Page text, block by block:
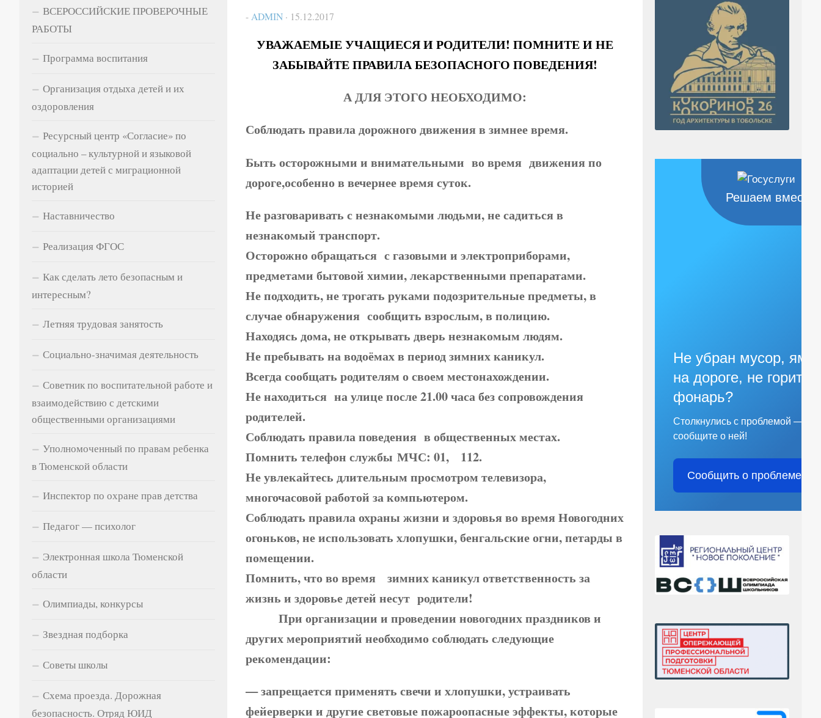
- ADMIN · 15.12.2017
УВАЖАЕМЫЕ УЧАЩИЕСЯ И РОДИТЕЛИ! ПОМНИТЕ И НЕ
ЗАБЫВАЙТЕ ПРАВИЛА БЕЗОПАСНОГО ПОВЕДЕНИЯ!
А ДЛЯ ЭТОГО НЕОБХОДИМО:
Соблюдать правила дорожного движения в зимнее время.
Быть осторожными и внимательными во время движения по
дороге,особенно в вечернее время суток.
Не разговаривать с незнакомыми людьми, не садиться в
незнакомый транспорт.
Осторожно обращаться с газовыми и электроприборами,
предметами бытовой химии, лекарственными препаратами.
Не подходить, не трогать руками подозрительные предметы, в
случае обнаружения сообщить взрослым, в полицию.
Находясь дома, не открывать дверь незнакомым людям.
Не пребывать на водоёмах в период зимних каникул.
Всегда сообщать родителям о своем местонахождении.
Не находиться на улице после 21.00 часа без сопровождения
родителей.
Соблюдать правила поведения в общественных местах.
Помнить телефон службы МЧС: 01, 112.
Не увлекайтесь длительным просмотром телевизора,
многочасовой работой за компьютером.
Соблюдать правила охраны жизни и здоровья во время Новогодних
огоньков, не использовать хлопушки, бенгальские огни, петарды в
помещении.
Помнить, что во время зимних каникул ответственность за
жизнь и здоровье детей несут родители!
При организации и проведении новогодних праздников и
других мероприятий необходимо соблюдать следующие
рекомендации:
— запрещается применять свечи и хлопушки, устраивать
фейерверки и другие световые пожароопасные эффекты, которые
ВСЕРОССИЙСКИЕ ПРОВЕРОЧНЫЕ
РАБОТЫ
Программа воспитания
Организация отдыха детей и их
оздоровления
Ресурсный центр «Согласие» по
социально – культурной и языковой
адаптации детей с миграционной
историей
Наставничество
Реализация ФГОС
Как сделать лето безопасным и
интересным?
Летняя трудовая занятость
Социально-значимая деятельность
Советник по воспитательной работе и
взаимодействию с детскими
общественными организациями
Уполномоченный по правам ребенка
в Тюменской области
Инспектор по охране прав детства
Педагог — психолог
Электронная школа Тюменской
области
Олимпиады, конкурсы
Звездная подборка
Советы школы
Схема проезда. Дорожная
безопасность. Отряд ЮИД
Решаем вместе
Не убран мусор, яма
на дороге, не горит
фонарь?
Столкнулись с проблемой —
сообщите о ней!
Сообщить о проблеме